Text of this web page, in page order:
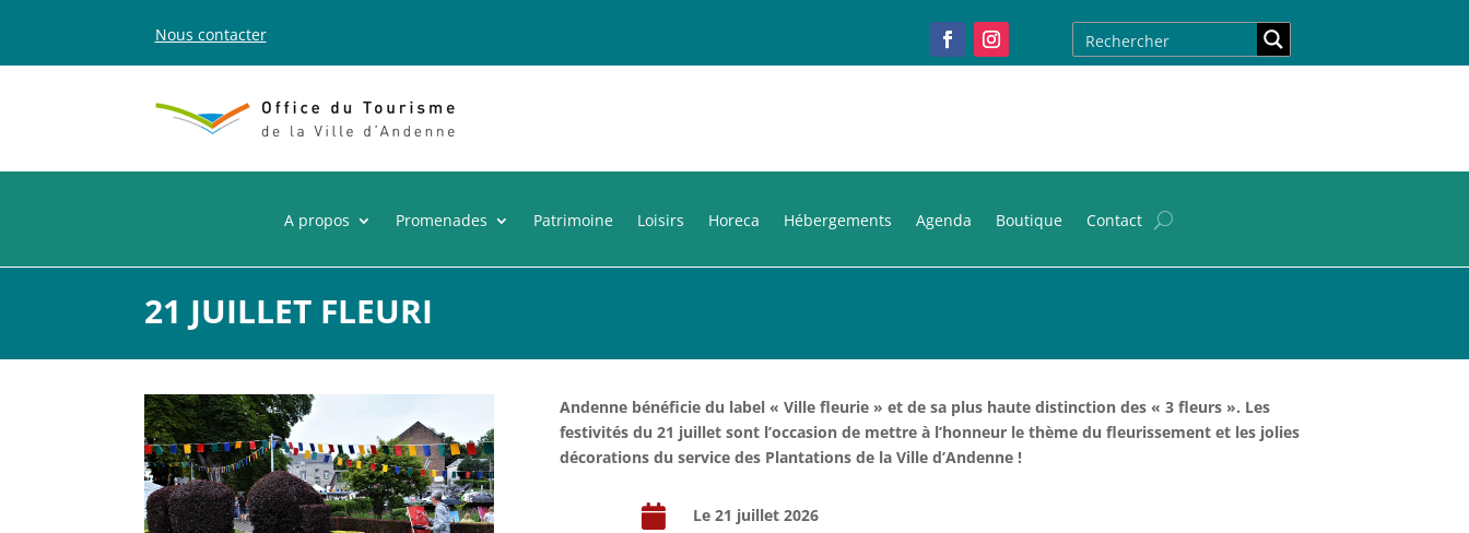
Nous contacter
A propos Promenades Patrimoine Loisirs Horeca Hébergements Agenda Boutique Contact
21 JUILLET FLEURI
Andenne bénéficie du label « Ville fleurie » et de sa plus haute distinction des « 3 fleurs ». Les
festivités du 21 juillet sont l’occasion de mettre à l’honneur le thème du fleurissement et les jolies
décorations du service des Plantations de la Ville d’Andenne !
 Le 21 juillet 2026